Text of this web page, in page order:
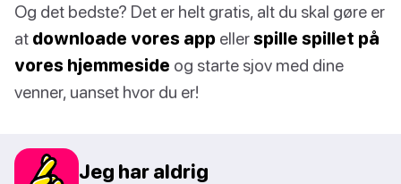
Og det bedste? Det er helt gratis, alt du skal gøre er
at downloade vores app ellerspille spillet på
vores hjemmeside og starte sjov med dine
venner, uanset hvor du er!
Jeg har aldrig